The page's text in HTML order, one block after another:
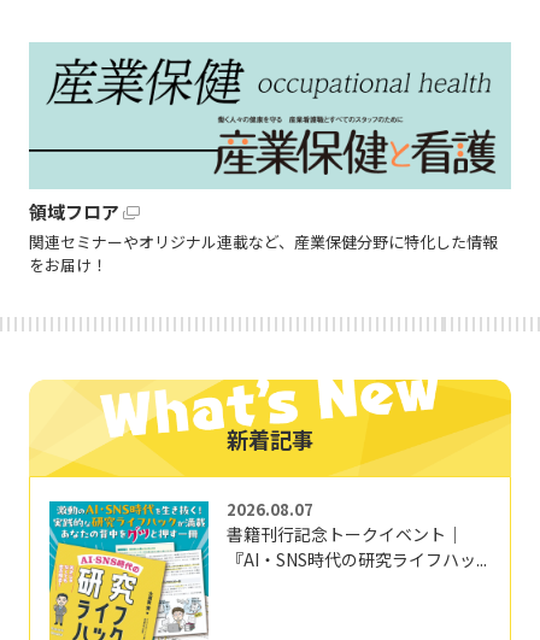
領域フロア
関連セミナーやオリジナル連載など、産業保健分野に特化した情報
をお届け！
新着記事
2026.08.07
書籍刊行記念トークイベント｜
『AI・SNS時代の研究ライフハッ...